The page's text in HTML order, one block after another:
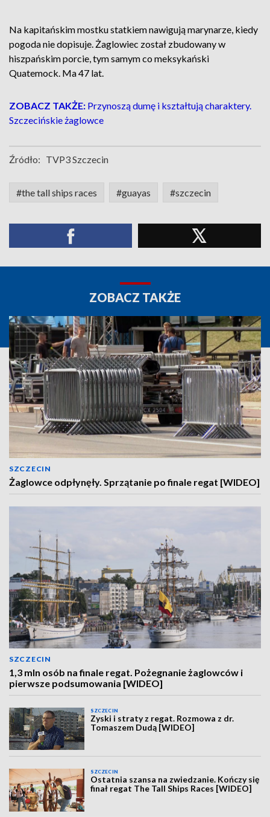
Na kapitańskim mostku statkiem nawigują marynarze, kiedy
pogoda nie dopisuje. Żaglowiec został zbudowany w
hiszpańskim porcie, tym samym co meksykański
Quatemock. Ma 47 lat.
ZOBACZ TAKŻE: Przynoszą dumę i kształtują charaktery.
Szczecińskie żaglowce
Źródło: TVP3 Szczecin
#the tall ships races #guayas #szczecin
ZOBACZ TAKŻE
SZCZECIN
Żaglowce odpłynęły. Sprzątanie po finale regat [WIDEO]
SZCZECIN
1,3 mln osób na finale regat. Pożegnanie żaglowców i
pierwsze podsumowania [WIDEO]
SZCZECIN
Zyski i straty z regat. Rozmowa z dr.
Tomaszem Dudą [WIDEO]
SZCZECIN
Ostatnia szansa na zwiedzanie. Kończy się
finał regat The Tall Ships Races [WIDEO]